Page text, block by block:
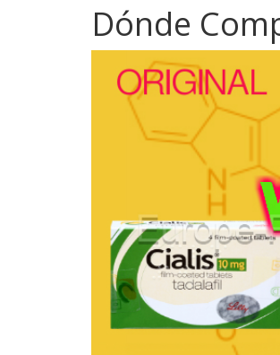
Dónde